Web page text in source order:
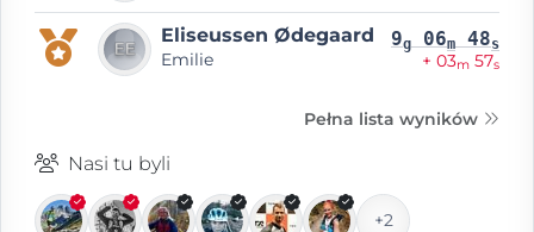
Eliseussen Ødegaard
Emilie
9g 06m 48s
+ 03m 57s
Pełna lista wyników
Nasi tu byli
+2